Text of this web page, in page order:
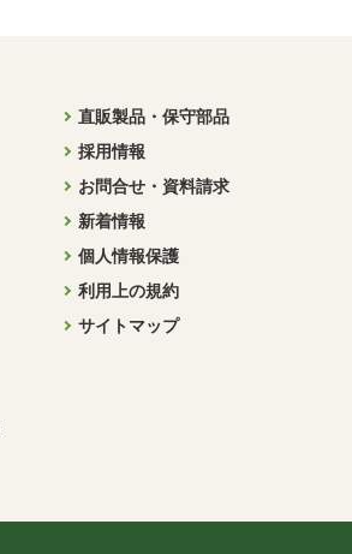
直販製品・保守部品
採用情報
お問合せ・資料請求
新着情報
個人情報保護
利用上の規約
サイトマップ